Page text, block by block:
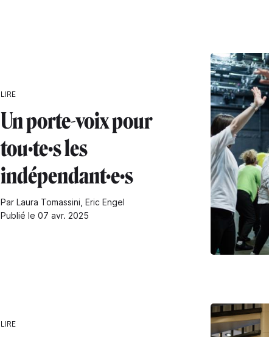
LIRE
Un porte-voix pour
tou·te·s les
indépendant·e·s
Par Laura Tomassini, Eric Engel
Publié le 07 avr. 2025
LIRE